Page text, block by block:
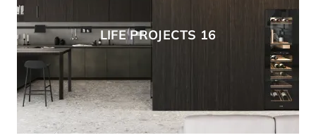
LIFE PROJECTS 16